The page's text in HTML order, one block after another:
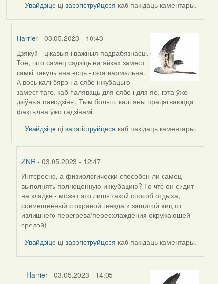
Увайдзіце цізарэгіструйцеся каб пакідаць каментары.
Harrier - 03.05.2023 - 10:43
In
reply
to
by
ZNR
Дзякуй - цікавыя і важныя падрабязнасці.
Тое, што самец сядзіць на яйках замест
самкі пакуль яна есць - гэта нармальна.
А вось калі бярэ на сябе інкубацыю
замест таго, каб паляваць для сябе і для яе, гэта ўжо
дзіўныя паводзіны. Тым больш, калі яны працягваюцца
фактычна ўжо гадзінамі.
Увайдзіце цізарэгіструйцеся каб пакідаць каментары.
ZNR - 03.05.2023 - 12:47
In
reply
to
by
Harrier
Интересно, а физиологически способен ли самец
выполнять полноценную инкубацию? То что он сидит
на кладке - может это лишь такой способ отдыха,
совмещенный с охраной гнезда и защитой яиц от
излишнего перегрева/переохлаждения окружающей
средой)
Увайдзіце цізарэгіструйцеся каб пакідаць каментары.
Harrier- 03.05.2023 - 14:05